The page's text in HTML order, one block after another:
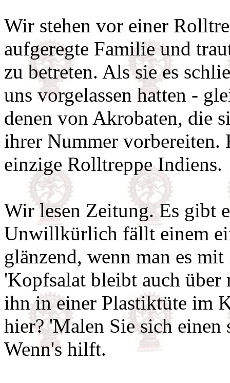
Wir stehen vor einer
aufgeregte Familie und
zu betreten. Als sie es
uns vorgelassen hatten -
denen von Akrobaten, die
ihrer Nummer vorbereiten.
einzige Rolltreppe Indiens.
Wir lesen Zeitung. Es gibt
Unwillkürlich fällt einem
glänzend, wenn man es
'Kopfsalat bleibt auch über
ihn in einer Plastiktüte im
hier? 'Malen Sie sich
Wenn's hilft.